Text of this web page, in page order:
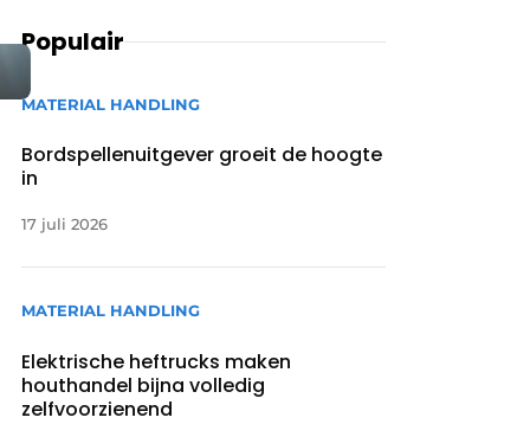
Populair
MATERIAL HANDLING
Bordspellenuitgever groeit de hoogte
in
17 juli 2026
MATERIAL HANDLING
Elektrische heftrucks maken
houthandel bijna volledig
zelfvoorzienend